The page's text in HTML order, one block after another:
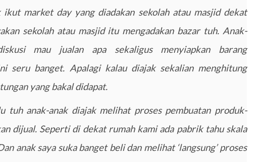
ikut market day yang diadakan sekolah atau masjid dekat
sekolah atau masjid itu mengadakan bazar tuh. Anak-
mau jualan apa sekaligus menyiapkan barang
seru banget. Apalagi kalau diajak sekalian menghitung
yang bakal didapat.
tuh anak-anak diajak melihat proses pembuatan produk-
dijual. Seperti di dekat rumah kami ada pabrik tahu skala
anak saya suka banget beli dan melihat ‘langsung’ proses